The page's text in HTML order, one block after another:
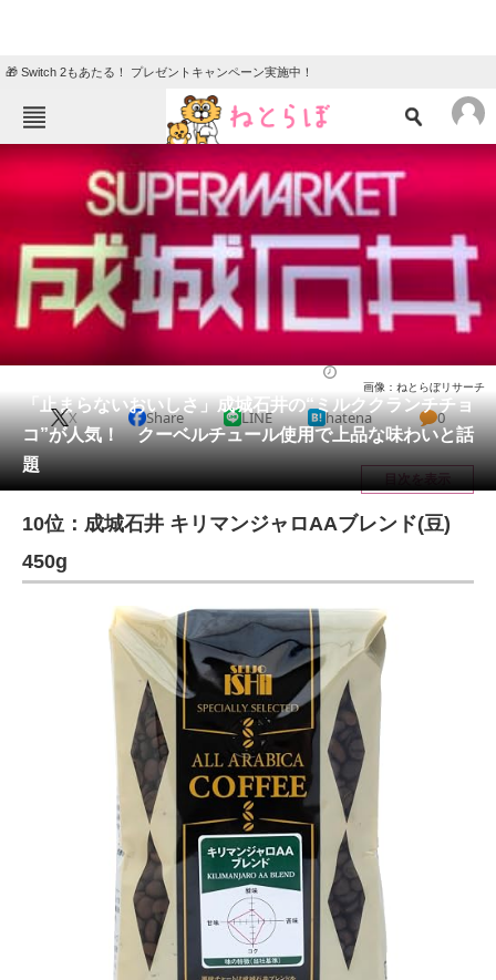
🎁 Switch 2もあたる！ プレゼントキャンペーン実施中！
ねとらぼメニュー
ニュース
グルメ 地域
住まい 教育・育児
動物
会員記事
メディア
注目記事を集めた総合ページ
進化するPCとデバイスの未来
好きが集まる 比べて選べる
ビジネスと働き方のヒント
AI活用のいまが分かる
企業ITのトレンドを詳説
経営リーダーのコミュニティ
マーケ×ITの今がよく分かる
ITエンジニア向け専門サイト
「止まらないおいしさ」成城石井の“ミルククランチチョ
コ”が人気！ クーベルチュール使用で上品な味わいと話
題
画像：ねとらぼリサーチ
X Share LINE hatena 0
目次を表示
10位：成城石井 キリマンジャロAAブレンド(豆)
450g